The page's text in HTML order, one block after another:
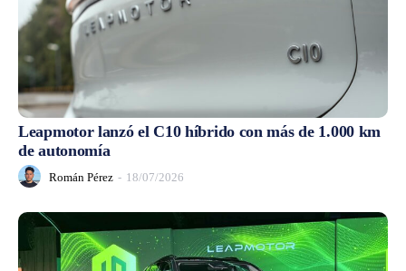
Leapmotor lanzó el C10 híbrido con más de 1.000 km
de autonomía
Román Pérez - 18/07/2026